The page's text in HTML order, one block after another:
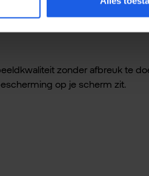
zonder afbreuk te
op je scherm zit.